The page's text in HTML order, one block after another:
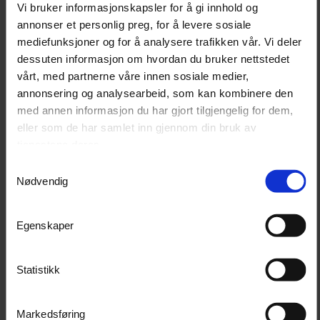
Vi bruker informasjonskapsler for å gi innhold og
annonser et personlig preg, for å levere sosiale
mediefunksjoner og for å analysere trafikken vår. Vi deler
dessuten informasjon om hvordan du bruker nettstedet
vårt, med partnerne våre innen sosiale medier,
annonsering og analysearbeid, som kan kombinere den
med annen informasjon du har gjort tilgjengelig for dem,
eller som de har samlet inn gjennom din bruk av
Nødvendig
Egenskaper
Statistikk
Markedsføring
gårdsbruk, byggeplasser, verksteder, uteområder og
ved midlertidige strømbehov.
Teknisk informasjon
Produkt E-power EP3300 strømaggregat
Maks effekt